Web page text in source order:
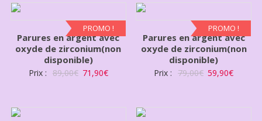
PROMO !
Parures en argent avec
oxyde de zirconium(non
disponible)
Prix : 89,00€ 71,90€
PROMO !
Parures en argent avec
oxyde de zirconium(non
disponible)
Prix : 79,00€ 59,90€